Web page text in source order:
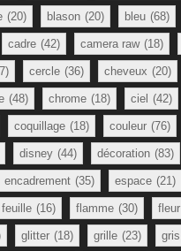
(20) blason (20) bleu (68)
cadre (42) camera raw (18)
cercle (36) cheveux (20)
(48) chrome (18) ciel (42)
coquillage (18) couleur (76)
disney (44) décoration (83)
encadrement (35) espace (21)
feuille (16) flamme (30) fleur
glitter (18) grille (23) gris